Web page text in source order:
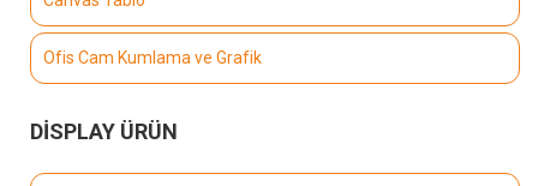
Ofis Cam Kumlama ve Grafik
DİSPLAY ÜRÜN